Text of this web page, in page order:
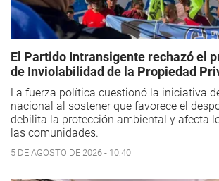
El Partido Intransigente rechazó el
de Inviolabilidad de la Propiedad
La fuerza política cuestionó la iniciativa
nacional al sostener que favorece el
debilita la protección ambiental y afecta
las comunidades.
5 DE AGOSTO DE 2026 - 10:40